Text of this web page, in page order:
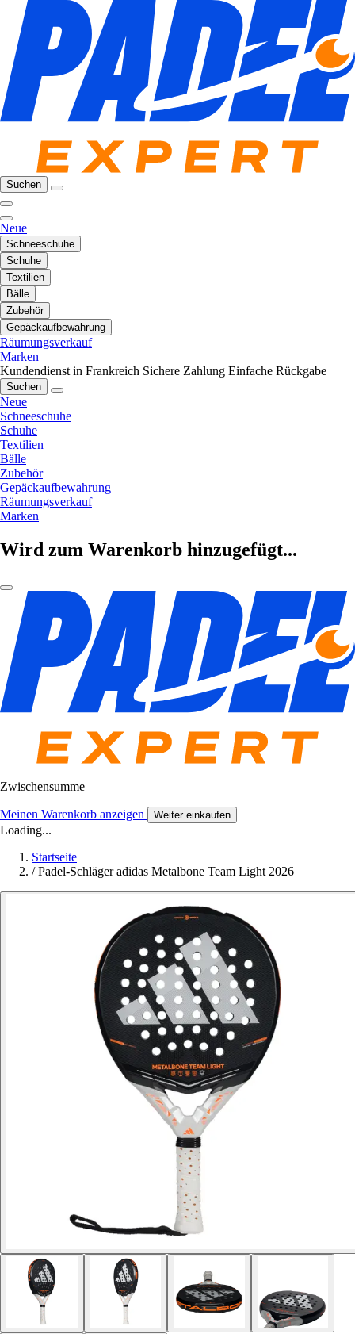
Suchen
Neue
Schneeschuhe
Schuhe
Textilien
Bälle
Zubehör
Gepäckaufbewahrung
Räumungsverkauf
Marken
Kundendienst in Frankreich Sichere Zahlung Einfache Rückgabe
Suchen
Neue
Schneeschuhe
Schuhe
Textilien
Bälle
Zubehör
Gepäckaufbewahrung
Räumungsverkauf
Marken
Wird zum Warenkorb hinzugefügt...
Zwischensumme
Meinen Warenkorb anzeigen Weiter einkaufen
Loading...
Startseite
/ Padel-Schläger adidas Metalbone Team Light 2026